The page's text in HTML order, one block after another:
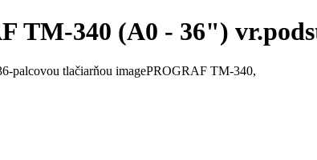
TM-340 (A0 - 36")
palcovou tlačiarňou imagePROGRAF TM-340,